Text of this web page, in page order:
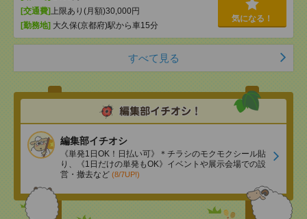
[交通費] 上限あり(月額)30,000円
[勤務地] 大久保(京都府)駅から車15分
気になる！
すべて見る
編集部イチオシ
《単発1日OK！日払い可》＊チラシのモクモクシール貼
り、《1日だけの単発もOK》イベントや展示会場での設
営・撤去など (8/7UP!)